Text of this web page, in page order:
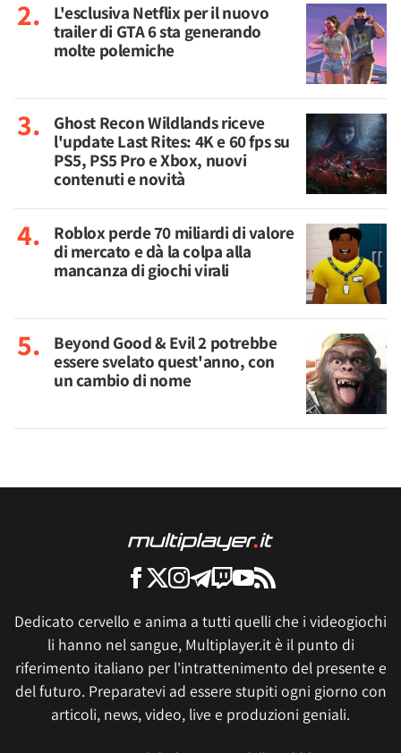
L'esclusiva Netflix per il nuovo
trailer di GTA 6 sta generando
molte polemiche
Ghost Recon Wildlands riceve
l'update Last Rites: 4K e 60 fps su
PS5, PS5 Pro e Xbox, nuovi
contenuti e novità
Roblox perde 70 miliardi di valore
di mercato e dà la colpa alla
mancanza di giochi virali
Beyond Good & Evil 2 potrebbe
essere svelato quest'anno, con
un cambio di nome
Dedicato cervello e anima a tutti quelli che i videogiochi
li hanno nel sangue, Multiplayer.it è il punto di
riferimento italiano per l'intrattenimento del presente e
del futuro. Preparatevi ad essere stupiti ogni giorno con
articoli, news, video, live e produzioni geniali.